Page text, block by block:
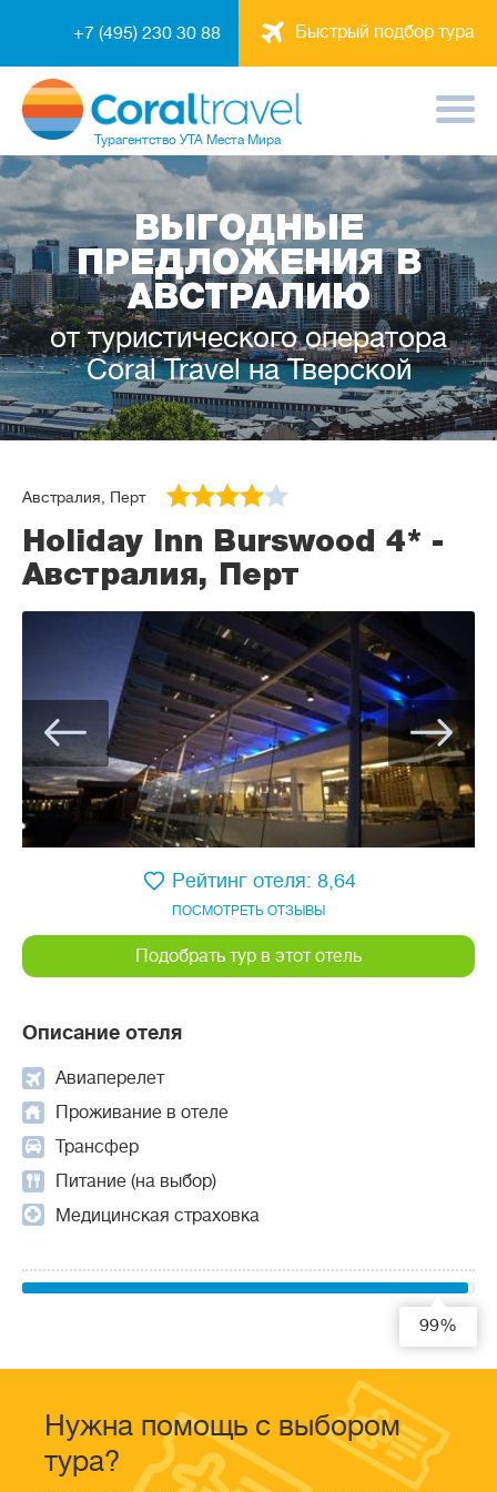
Быстрый подбор тура
+7 (495) 230 30 88
Турагентство УТА Места Мира
ВЫГОДНЫЕ
ПРЕДЛОЖЕНИЯ В
АВСТРАЛИЮ
от туристического оператора
Coral Travel на Тверской
Австралия, Перт
Holiday Inn Burswood 4* -
Австралия, Перт
Описание отеля
Авиаперелет
Проживание в отеле
Трансфер
Питание (на выбор)
Медицинская страховка
ПОСМОТРЕТЬ ОТЗЫВЫ
Рейтинг отеля: 8,64
Подобрать тур в этот отель
99%
Нужна помощь с выбором
тура?